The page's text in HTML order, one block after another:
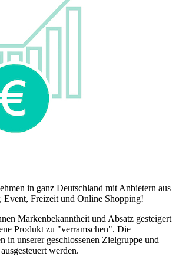
in ganz Deutschland mit Anbietern aus
Event, Freizeit und Online Shopping!
Markenbekanntheit und Absatz gesteigert
Produkt zu "verramschen". Die
in unserer geschlossenen Zielgruppe und
werden.